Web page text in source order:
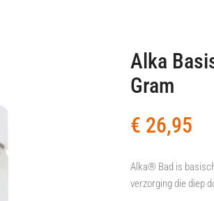
Alka
Gram
€ 26,95
Alka® Bad is
verzorging die diep